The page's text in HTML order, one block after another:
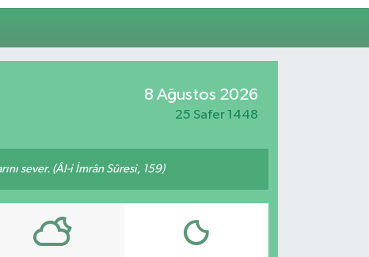
8 Ağustos 2026
25 Safer 1448
sever. (Âl-i İmrân Sûresi, 159)